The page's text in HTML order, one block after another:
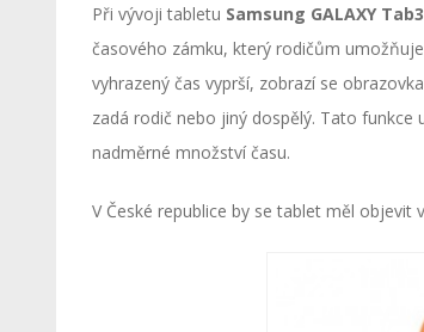
Při vývoji tabletu Samsung GALAXY
časového zámku, který rodičům umožňuje
vyhrazený čas vyprší, zobrazí se
zadá rodič nebo jiný dospělý. Tato
nadměrné množství času.
V České republice by se tablet měl objevit